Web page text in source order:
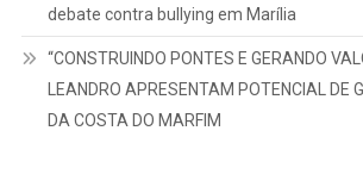
debate contra bullying em Marília
“CONSTRUINDO PONTES E GERANDO
LEANDRO APRESENTAM POTENCIAL DE
DA COSTA DO MARFIM